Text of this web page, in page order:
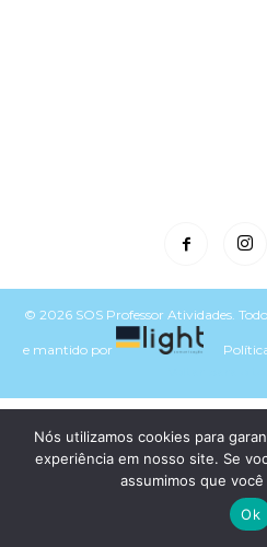
© 2026 SOS Professor Atividades.
e mantido por
Nós utilizamos cookies para
experiência em nosso site. Se
assumimos que
Ok